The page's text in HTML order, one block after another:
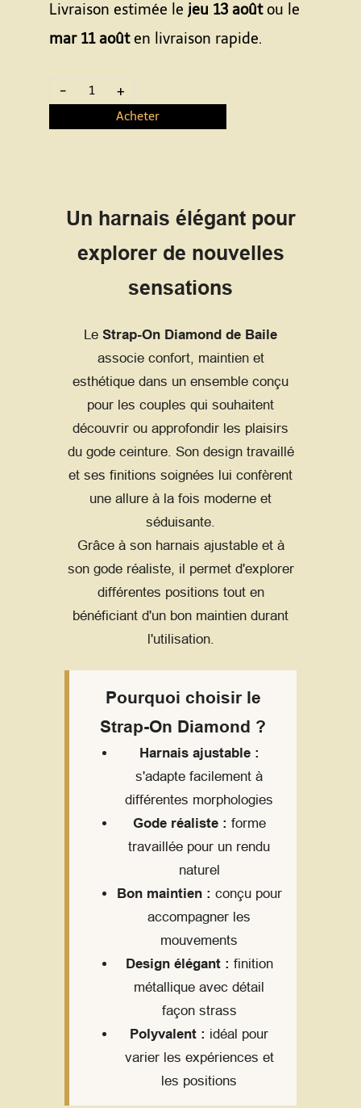
Livraison estimée le jeu 13 aoûtou le
mar 11 aoûten livraison rapide.
- +
Acheter
Un harnais élégant pour
explorer de nouvelles
sensations
Le Strap-On Diamond de Baile
associe confort, maintien et
esthétique dans un ensemble conçu
pour les couples qui souhaitent
découvrir ou approfondir les plaisirs
du gode ceinture. Son design travaillé
et ses finitions soignées lui confèrent
une allure à la fois moderne et
séduisante.
Grâce à son harnais ajustable et à
son gode réaliste, il permet d'explorer
différentes positions tout en
bénéficiant d'un bon maintien durant
l'utilisation.
Pourquoi choisir le
Strap-On Diamond ?
Harnais ajustable :
s'adapte facilement à
différentes morphologies
Gode réaliste : forme
travaillée pour un rendu
naturel
Bon maintien : conçu pour
accompagner les
mouvements
Design élégant : finition
métallique avec détail
façon strass
Polyvalent : idéal pour
varier les expériences et
les positions